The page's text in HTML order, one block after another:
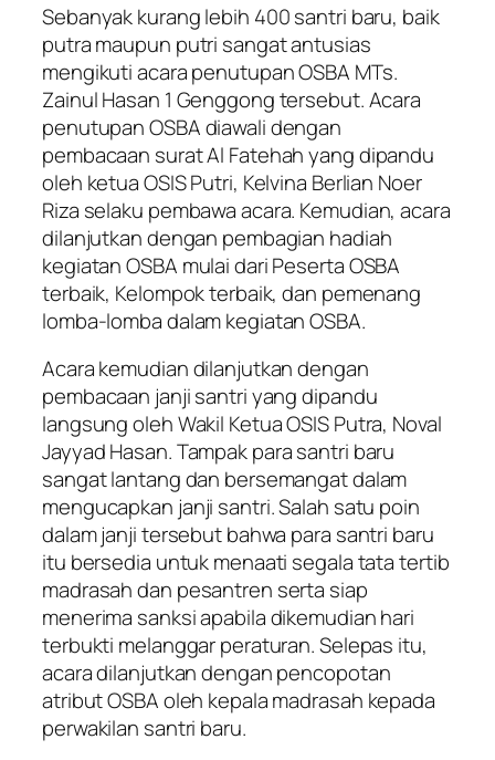
Sebanyak kurang lebih 400 santri baru, baik
putra maupun putri sangat antusias
mengikuti acara penutupan OSBA MTs.
Zainul Hasan 1 Genggong tersebut. Acara
penutupan OSBA diawali dengan
pembacaan surat Al Fatehah yang dipandu
oleh ketua OSIS Putri, Kelvina Berlian Noer
Riza selaku pembawa acara. Kemudian, acara
dilanjutkan dengan pembagian hadiah
kegiatan OSBA mulai dari Peserta OSBA
terbaik, Kelompok terbaik, dan pemenang
lomba-lomba dalam kegiatan OSBA.
Acara kemudian dilanjutkan dengan
pembacaan janji santri yang dipandu
langsung oleh Wakil Ketua OSIS Putra, Noval
Jayyad Hasan. Tampak para santri baru
sangat lantang dan bersemangat dalam
mengucapkan janji santri. Salah satu poin
dalam janji tersebut bahwa para santri baru
itu bersedia untuk menaati segala tata tertib
madrasah dan pesantren serta siap
menerima sanksi apabila dikemudian hari
terbukti melanggar peraturan. Selepas itu,
acara dilanjutkan dengan pencopotan
atribut OSBA oleh kepala madrasah kepada
perwakilan santri baru.